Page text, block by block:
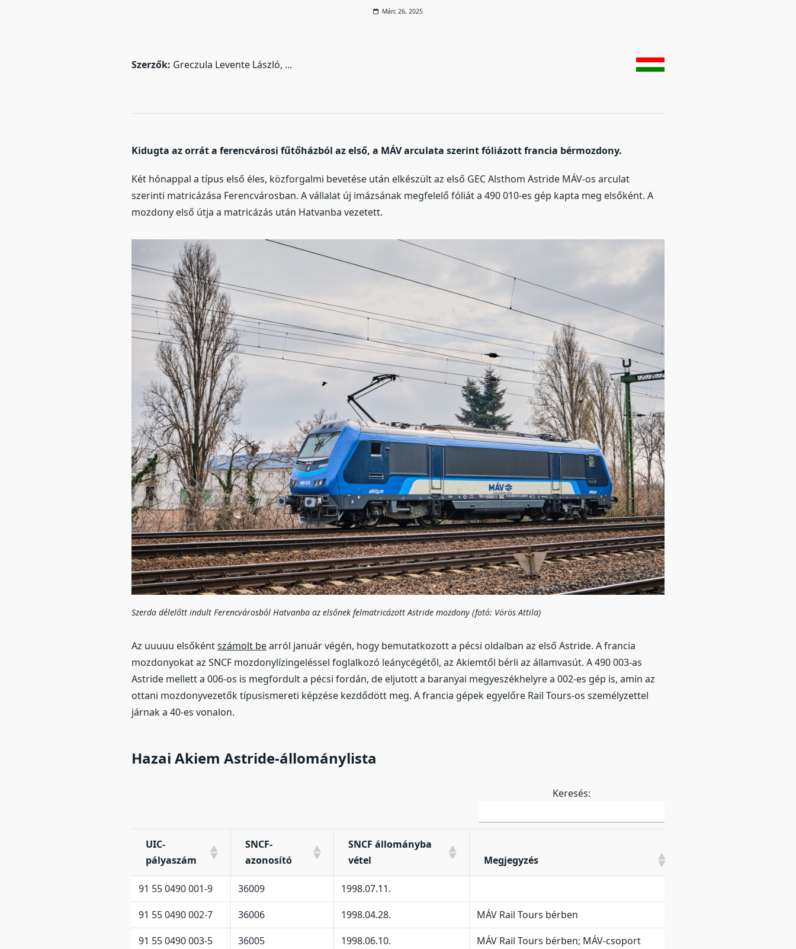
Márc 26, 2025
Szerzők: Greczula Levente László ...
Kidugta az orrát a ferencvárosi fűtőházból az első, a MÁV arculata szerint fóliázott francia bérmozdony.
Két hónappal a típus első éles, közforgalmi bevetése után elkészült az első GEC Alsthom Astride MÁV-os arculat
szerinti matricázása Ferencvárosban. A vállalat új imázsának megfelelő fóliát a 490 010-es gép kapta meg elsőként. A
mozdony első útja a matricázás után Hatvanba vezetett.
Szerda délelőtt indult Ferencvárosból Hatvanba az elsőnek felmatricázott Astride mozdony (fotó: Vörös Attila)
Az uuuuu elsőkéntszámolt bearról január végén, hogy bemutatkozott a pécsi oldalban az első Astride. A francia
mozdonyokat az SNCF mozdonylízingeléssel foglalkozó leánycégétől, az Akiemtől bérli az államvasút. A 490 003-as
Astride mellett a 006-os is megfordult a pécsi fordán, de eljutott a baranyai megyeszékhelyre a 002-es gép is, amin az
ottani mozdonyvezetők típusismereti képzése kezdődött meg. A francia gépek egyelőre Rail Tours-os személyzettel
járnak a 40-es vonalon.
Hazai Akiem Astride-állománylista
Keresés:
UIC-
pályaszám
SNCF-
azonosító
SNCF állományba
vétel
Megjegyzés
91 55 0490 001-9 36009
1998.07.11.
91 55 0490 002-7
36006 1998.04.28.
MÁV Rail Tours bérben
91 55 0490 003-5
36005 1998.06.10.
MÁV Rail Tours bérben; MÁV-csoport